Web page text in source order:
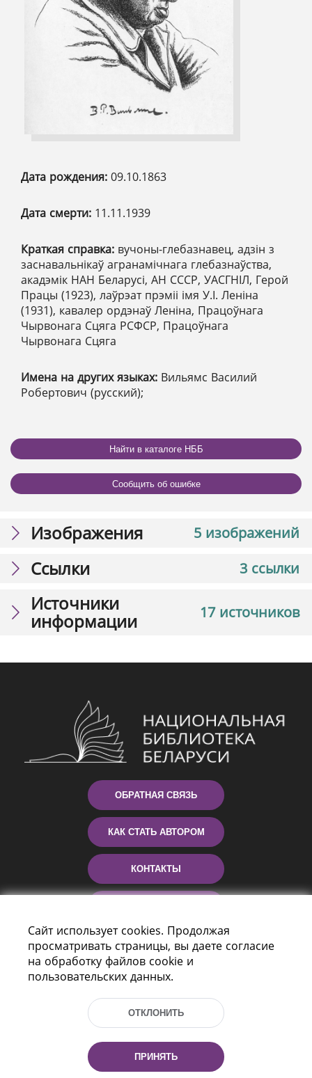
Дата рождения: 09.10.1863
Дата смерти: 11.11.1939
Краткая справка: вучоны-глебазнавец, адзін з
заснавальнікаў агранамічнага глебазнаўства,
акадэмік НАН Беларусі, АН СССР, УАСГНІЛ, Герой
Працы (1923), лаўрэат прэміі імя У.І. Леніна
(1931), кавалер ордэнаў Леніна, Працоўнага
Чырвонага Сцяга РСФСР, Працоўнага
Чырвонага Сцяга
Имена на других языках: Вильямс Василий
Робертович (русский);
Найти в каталоге НББ
Сообщить об ошибке
5 изображений
Изображения
3 ссылки
Ссылки
17 источников
Источники
информации
ОБРАТНАЯ СВЯЗЬ
КАК СТАТЬ АВТОРОМ
КОНТАКТЫ
Пр-т Независимости 116
г. Минск, Республика Беларусь, 220114
Тел.: (+375 17) 368 37 37, Факс: (+375 17)
Сайт использует cookies. Продолжая
просматривать страницы, вы даете согласие
на обработку файлов cookie и
пользовательских данных.
ОТКЛОНИТЬ
ПРИНЯТЬ